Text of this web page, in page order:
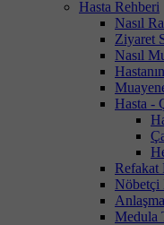
Hasta Rehberi
Nasıl
Ziyaret
Nasıl
Hasta -
Refakat
Nöbetçi
Medula